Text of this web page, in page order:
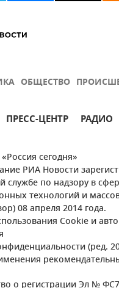
ОБЩЕСТВО
ПРЕСС-ЦЕНТР РАДИО
сегодня»
РИА Новости
службе по надзору в
технологий и
08 апреля 2014 года.
Cookie и
(ред.
о регистрации Эл №